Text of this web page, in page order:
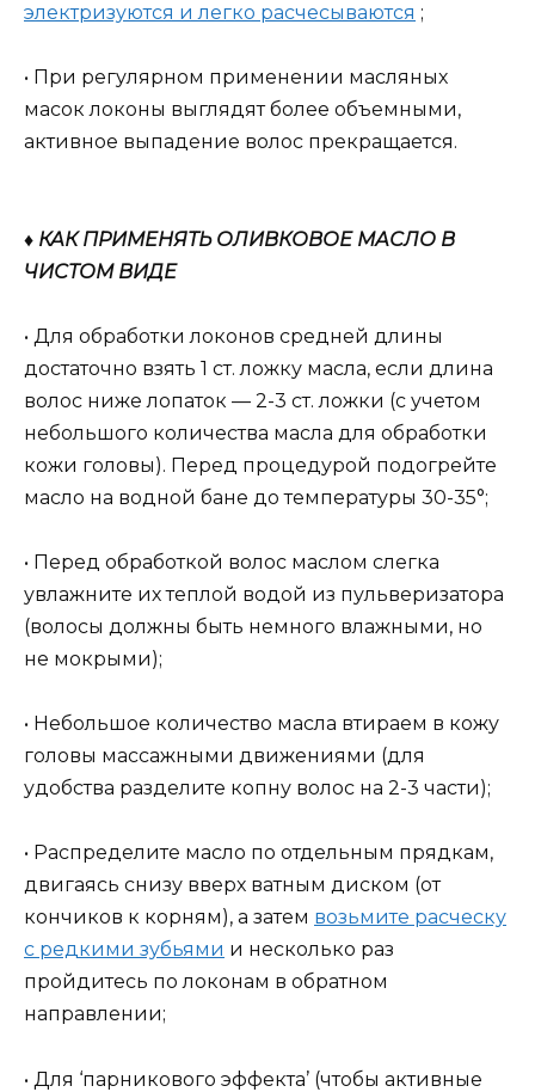
электризуются и легко расчесываются ;
• При регулярном применении масляных
масок локоны выглядят более объемными,
активное выпадение волос прекращается.
♦ КАК ПРИМЕНЯТЬ ОЛИВКОВОЕ МАСЛО В
ЧИСТОМ ВИДЕ
• Для обработки локонов средней длины
достаточно взять 1 ст. ложку масла, если длина
волос ниже лопаток — 2-3 ст. ложки (с учетом
небольшого количества масла для обработки
кожи головы). Перед процедурой подогрейте
масло на водной бане до температуры 30-35°;
• Перед обработкой волос маслом слегка
увлажните их теплой водой из пульверизатора
(волосы должны быть немного влажными, но
не мокрыми);
• Небольшое количество масла втираем в кожу
головы массажными движениями (для
удобства разделите копну волос на 2-3 части);
• Распределите масло по отдельным прядкам,
двигаясь снизу вверх ватным диском (от
кончиков к корням), а затем возьмите расческу
с редкими зубьями и несколько раз
пройдитесь по локонам в обратном
направлении;
• Для ‘парникового эффекта’ (чтобы активные